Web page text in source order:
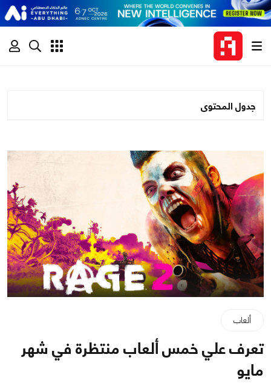
جدول المحتوى
ألعاب
تعرف علي خمس ألعاب منتظرة في شهر
مايو